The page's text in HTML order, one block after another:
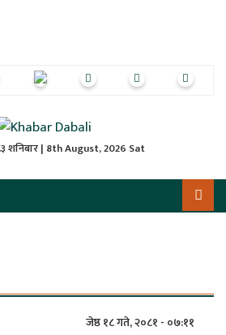
शनिबार | 8th August, 2026 Sat
जेष्ठ १८ गते, २०८१ - ०७:११